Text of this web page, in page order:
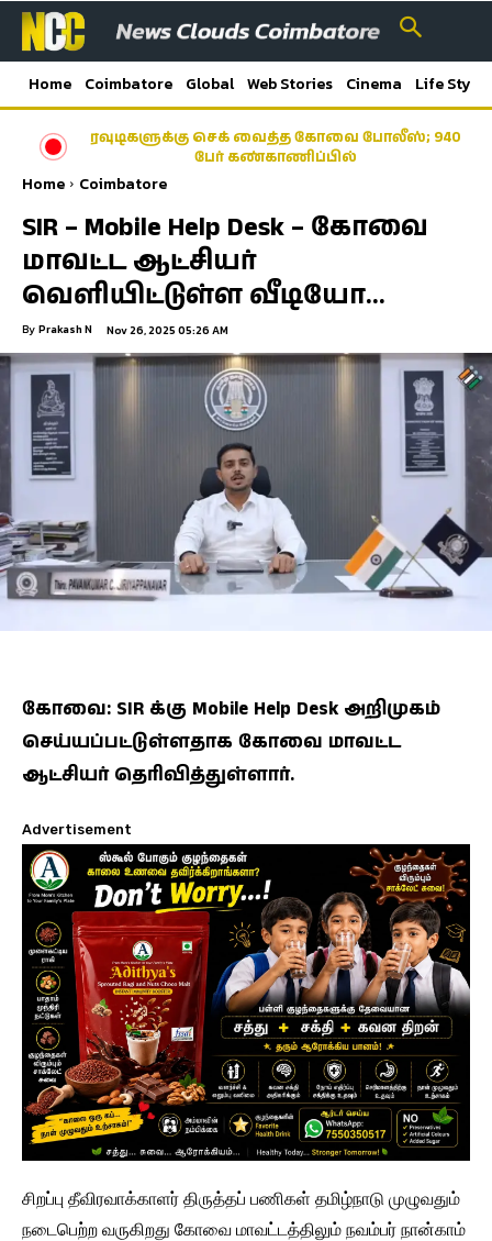
Home Coimbatore Global Web Stories Cinema Life Style
ரவுடிகளுக்கு செக் வைத்த கோவை போலீஸ்; 940
பேர் கண்காணிப்பில்
Home Coimbatore
SIR – Mobile Help Desk – கோவை
மாவட்ட ஆட்சியர்
வெளியிட்டுள்ள வீடியோ…
By Prakash N Nov 26, 2025 05:26 AM
கோவை: SIR க்கு Mobile Help Desk அறிமுகம்
செய்யப்பட்டுள்ளதாக கோவை மாவட்ட
ஆட்சியர் தெரிவித்துள்ளார்.
Advertisement
சிறப்பு தீவிரவாக்காளர் திருத்தப் பணிகள் தமிழ்நாடு முழுவதும்
நடைபெற்ற வருகிறது கோவை மாவட்டத்திலும் நவம்பர் நான்காம்